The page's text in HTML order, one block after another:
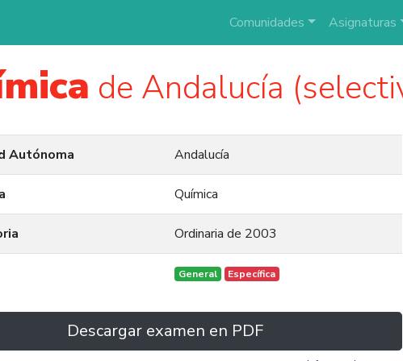
Comunidades Asignaturas
de Andalucía
Autónoma Andalucía
Química
Ordinaria de 2003
General Específica
Descargar examen en PDF